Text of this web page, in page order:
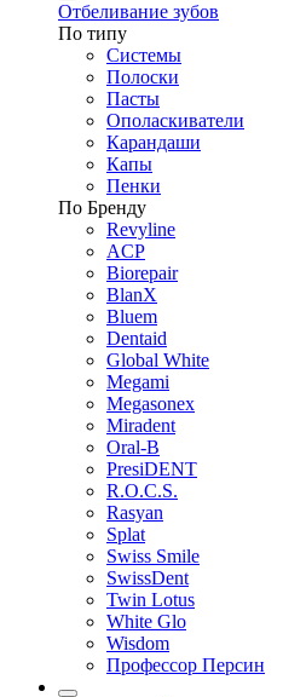
Отбеливание зубов
По типу
Системы
Полоски
Пасты
Ополаскиватели
Карандаши
Капы
Пенки
По Бренду
Revyline
ACP
Biorepair
BlanX
Bluem
Dentaid
Global White
Megami
Megasonex
Miradent
Oral-B
PresiDENT
R.O.C.S.
Rasyan
Splat
Swiss Smile
SwissDent
Twin Lotus
White Glo
Wisdom
Профессор Персин